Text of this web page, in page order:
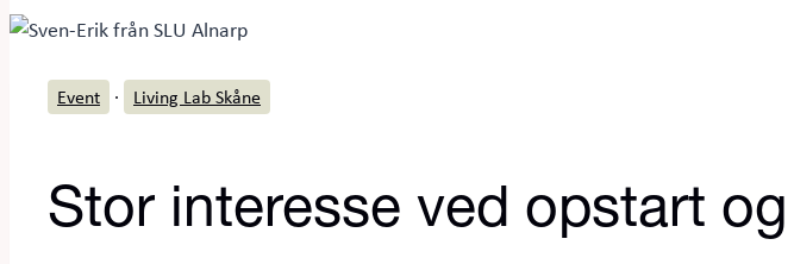
Event · Living Lab Skåne
Stor interesse ved opstart og